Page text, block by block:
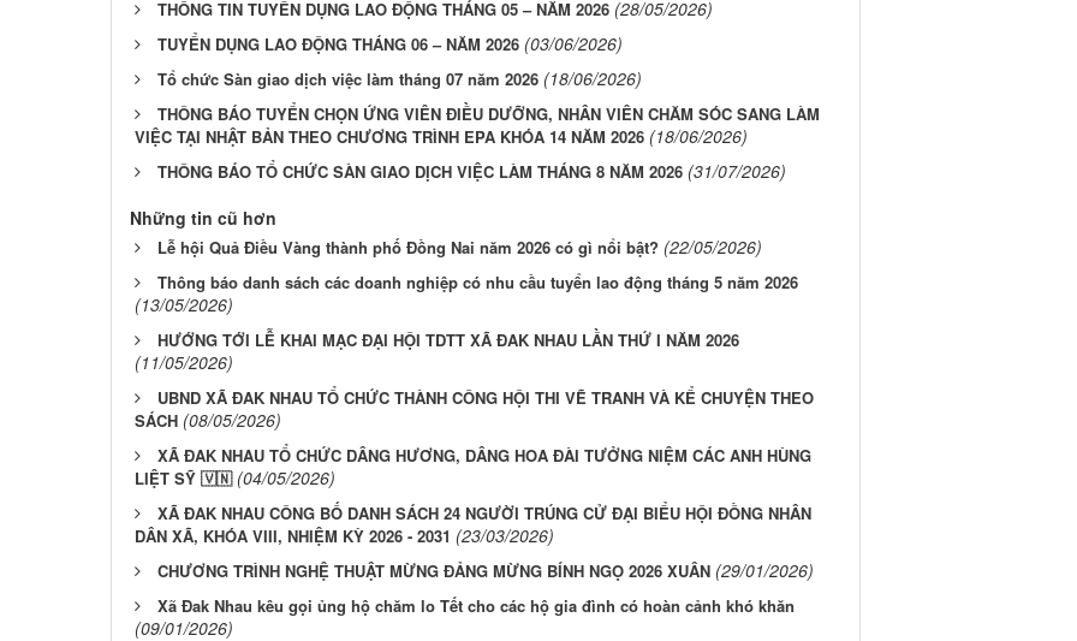
THÔNG TIN TUYỂN DỤNG LAO ĐỘNG THÁNG 05 – NĂM 2026 (28/05/2026)
TUYỂN DỤNG LAO ĐỘNG THÁNG 06 – NĂM 2026 (03/06/2026)
Tổ chức Sàn giao dịch việc làm tháng 07 năm 2026 (18/06/2026)
THÔNG BÁO TUYỂN CHỌN ỨNG VIÊN ĐIỀU DƯỠNG, NHÂN VIÊN CHĂM SÓC SANG LÀM
VIỆC TẠI NHẬT BẢN THEO CHƯƠNG TRÌNH EPA KHÓA 14 NĂM 2026 (18/06/2026)
THÔNG BÁO TỔ CHỨC SÀN GIAO DỊCH VIỆC LÀM THÁNG 8 NĂM 2026 (31/07/2026)
Những tin cũ hơn
Lễ hội Quả Điều Vàng thành phố Đồng Nai năm 2026 có gì nổi bật? (22/05/2026)
Thông báo danh sách các doanh nghiệp có nhu cầu tuyển lao động tháng 5 năm 2026
(13/05/2026)
HƯỚNG TỚI LỄ KHAI MẠC ĐẠI HỘI TDTT XÃ ĐAK NHAU LẦN THỨ I NĂM 2026
(11/05/2026)
UBND XÃ ĐAK NHAU TỔ CHỨC THÀNH CÔNG HỘI THI VẼ TRANH VÀ KỂ CHUYỆN THEO
SÁCH (08/05/2026)
XÃ ĐAK NHAU TỔ CHỨC DÂNG HƯƠNG, DÂNG HOA ĐÀI TƯỞNG NIỆM CÁC ANH HÙNG
LIỆT SỸ 🇻🇳 (04/05/2026)
XÃ ĐAK NHAU CÔNG BỐ DANH SÁCH 24 NGƯỜI TRÚNG CỬ ĐẠI BIỂU HỘI ĐỒNG NHÂN
DÂN XÃ, KHÓA VIII, NHIỆM KỲ 2026 - 2031 (23/03/2026)
CHƯƠNG TRÌNH NGHỆ THUẬT MỪNG ĐẢNG MỪNG BÍNH NGỌ 2026 XUÂN (29/01/2026)
Xã Đak Nhau kêu gọi ủng hộ chăm lo Tết cho các hộ gia đình có hoàn cảnh khó khăn
(09/01/2026)